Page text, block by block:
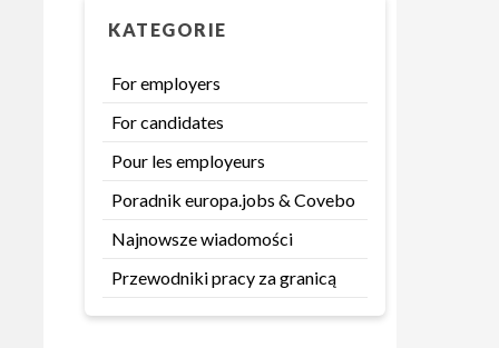
KATEGORIE
For employers
For candidates
Pour les employeurs
Poradnik europa.jobs & Covebo
Najnowsze wiadomości
Przewodniki pracy za granicą